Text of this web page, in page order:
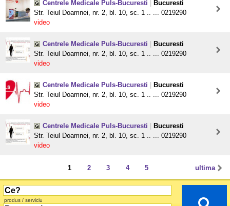
Centrele Medicale Puls-Bucuresti
Bucuresti
Str. Teiul Doamnei, nr. 2, bl. 10, sc. 1 .. ... 0219290
video
Centrele Medicale Puls-Bucuresti
Bucuresti
Str. Teiul Doamnei, nr. 2, bl. 10, sc. 1 .. ... 0219290
video
Centrele Medicale Puls-Bucuresti
Bucuresti
Str. Teiul Doamnei, nr. 2, bl. 10, sc. 1 .. ... 0219290
video
Centrele Medicale Puls-Bucuresti
Bucuresti
Str. Teiul Doamnei, nr. 2, bl. 10, sc. 1 .. ... 0219290
video
ultima
1 2 3 4 5
produs / serviciu